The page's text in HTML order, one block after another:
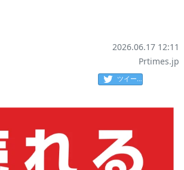
2026.06.17 12:11
Prtimes.jp
ツイート